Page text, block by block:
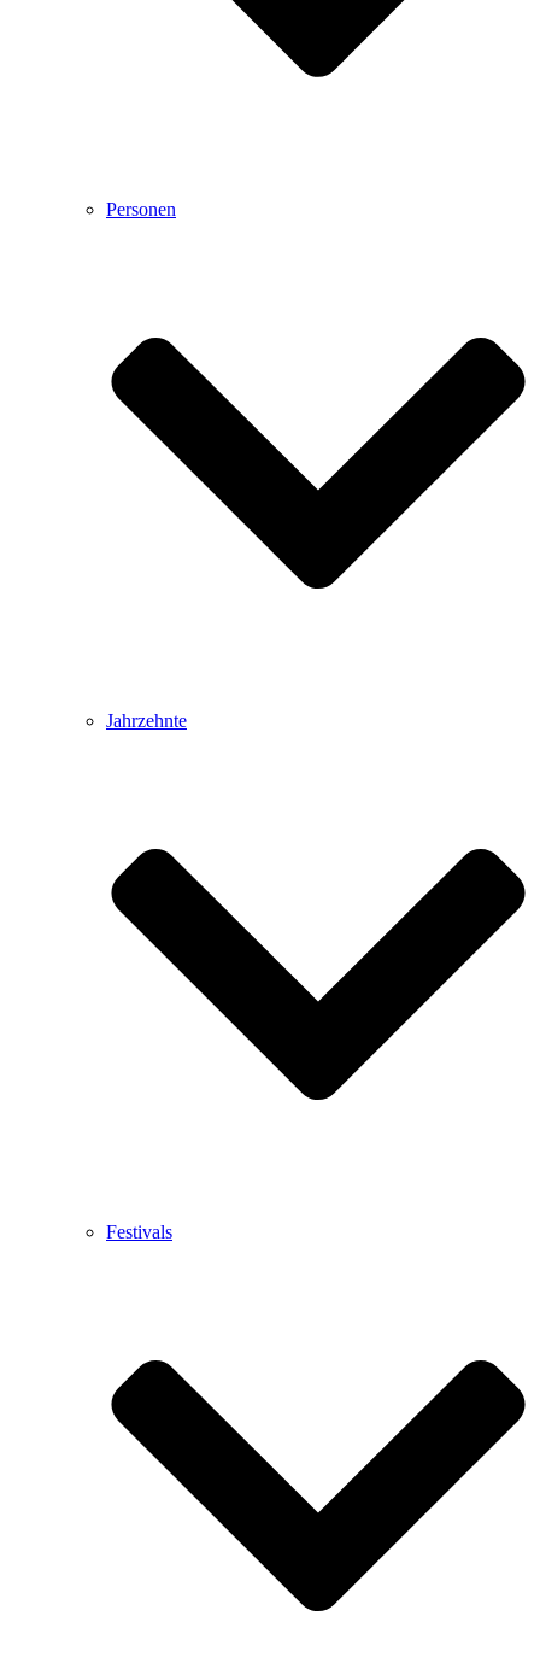
Personen
Jahrzehnte
Festivals